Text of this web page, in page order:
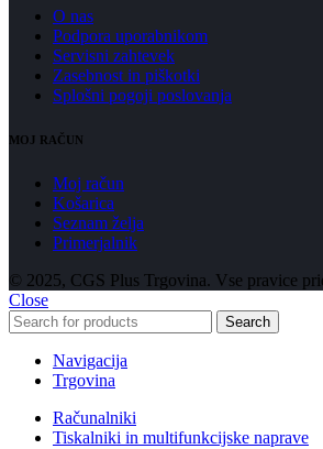
O nas
Podpora uporabnikom
Servisni zahtevek
Zasebnost in piškotki
Splošni pogoji poslovanja
MOJ RAČUN
Moj račun
Košarica
Seznam želja
Primerjalnik
© 2025, CGS Plus Trgovina. Vse pravice
Close
Search
Navigacija
Trgovina
Računalniki
Tiskalniki in multifunkcijske naprave